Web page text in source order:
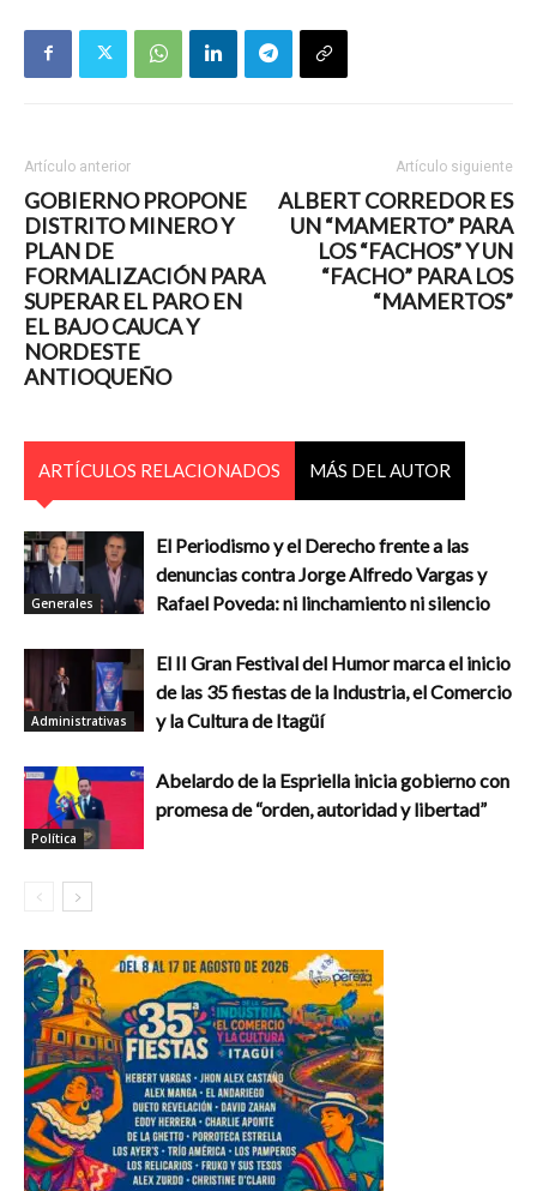
Artículo anterior
GOBIERNO PROPONE
DISTRITO MINERO Y
PLAN DE
FORMALIZACIÓN PARA
SUPERAR EL PARO EN
EL BAJO CAUCA Y
NORDESTE
ANTIOQUEÑO
Artículo siguiente
ALBERT CORREDOR ES
UN “MAMERTO” PARA
LOS “FACHOS” Y UN
“FACHO” PARA LOS
“MAMERTOS”
ARTÍCULOS RELACIONADOS MÁS DEL AUTOR
Generales
El Periodismo y el Derecho frente a las
denuncias contra Jorge Alfredo Vargas y
Rafael Poveda: ni linchamiento ni silencio
Administrativas
El II Gran Festival del Humor marca el inicio
de las 35 fiestas de la Industria, el Comercio
y la Cultura de Itagüí
Política
Abelardo de la Espriella inicia gobierno con
promesa de “orden, autoridad y libertad”